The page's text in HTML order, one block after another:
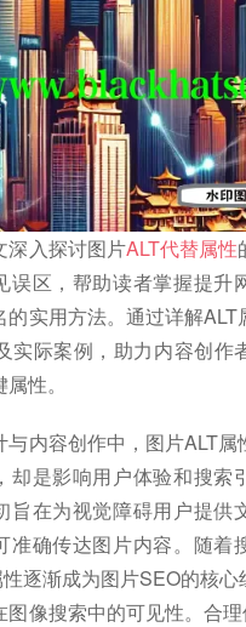
深入探讨图片ALT代替属性
误区，帮助读者掌握提升
实用方法。通过详解ALT
实际案例，助力内容创作
性。
内容创作中，图片ALT属
却是影响用户体验和搜索
旨在为视觉障碍用户提供
准确传达图片内容。随着
性逐渐成为图片SEO的核
图像搜索中的可见性。合